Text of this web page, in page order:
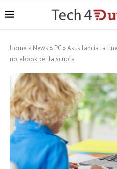
Home » News » PC »Asus lancia la
notebook per la scuola